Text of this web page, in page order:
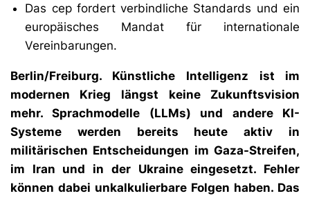
Das cep fordert verbindliche Standards und ein
europäisches Mandat für internationale
Vereinbarungen.
Berlin/Freiburg. Künstliche Intelligenz ist im
modernen Krieg längst keine Zukunftsvision
mehr. Sprachmodelle (LLMs) und andere KI-
Systeme werden bereits heute aktiv in
militärischen Entscheidungen im Gaza-Streifen,
im Iran und in der Ukraine eingesetzt. Fehler
können dabei unkalkulierbare Folgen haben. Das